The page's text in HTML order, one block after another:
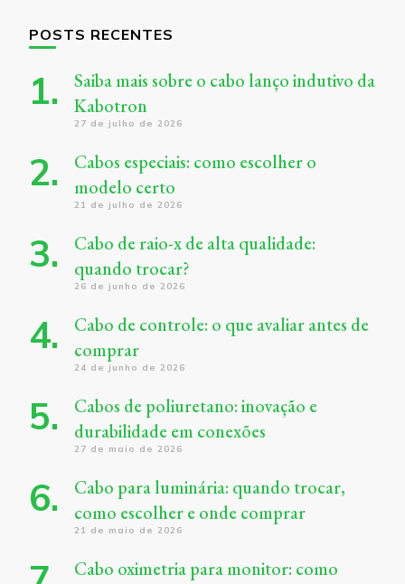
POSTS RECENTES
Saiba mais sobre o cabo lanço indutivo da
Kabotron
27 de julho de 2026
Cabos especiais: como escolher o
modelo certo
21 de julho de 2026
Cabo de raio-x de alta qualidade:
quando trocar?
26 de junho de 2026
Cabo de controle: o que avaliar antes de
comprar
24 de junho de 2026
Cabos de poliuretano: inovação e
durabilidade em conexões
27 de maio de 2026
Cabo para luminária: quando trocar,
como escolher e onde comprar
21 de maio de 2026
Cabo oximetria para monitor: como